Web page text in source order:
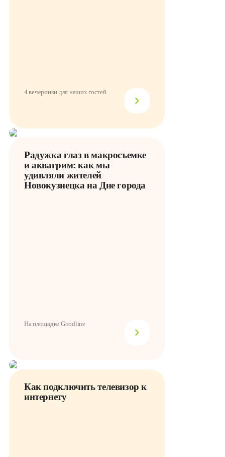
4 вечеринки для наших гостей
Радужка глаз в макросъемке
и аквагрим: как мы
удивляли жителей
Новокузнецка на Дне города
На площадке Goodline
Как подключить телевизор к
интернету